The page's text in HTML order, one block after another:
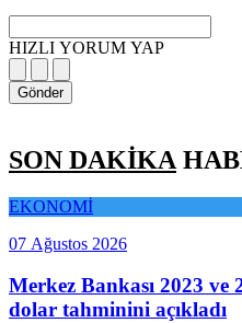
HIZLI YORUM YAP
Gönder
SON DAKİKA
EKONOMİ
07 Ağustos 2026
Merkez Bankası 2023 ve
dolar tahminini açıkladı